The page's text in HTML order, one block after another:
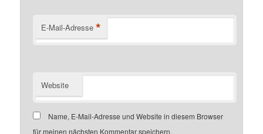
E-Mail-Adresse *
Website
Name, E-Mail-Adresse und Website in diesem Browser
für meinen nächsten Kommentar speichern.